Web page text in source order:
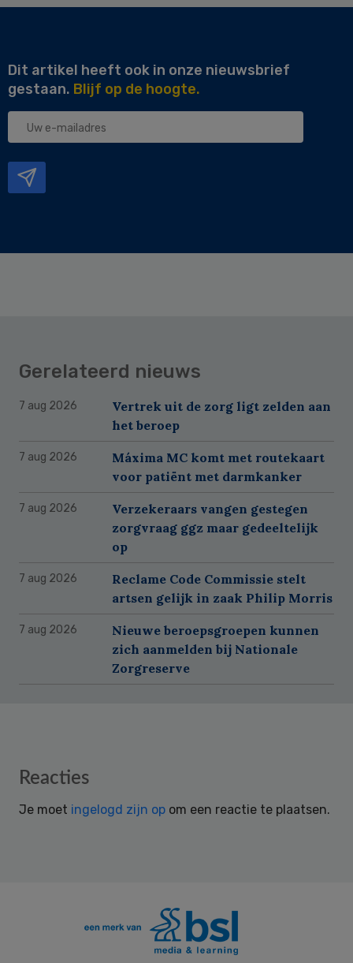
Dit artikel heeft ook in onze nieuwsbrief
gestaan. Blijf op de hoogte.
Uw
Gerelateerd nieuws
7 aug 2026
Vertrek uit de zorg ligt zelden aan
het beroep
7 aug 2026
Máxima MC komt met routekaart
voor patiënt met darmkanker
7 aug 2026
Verzekeraars vangen gestegen
zorgvraag ggz maar gedeeltelijk
op
7 aug 2026
Reclame Code Commissie stelt
artsen gelijk in zaak Philip Morris
7 aug 2026
Nieuwe beroepsgroepen kunnen
zich aanmelden bij Nationale
Zorgreserve
Reader
Reacties
Je moet ingelogd zijn op om een reactie te plaatsen.